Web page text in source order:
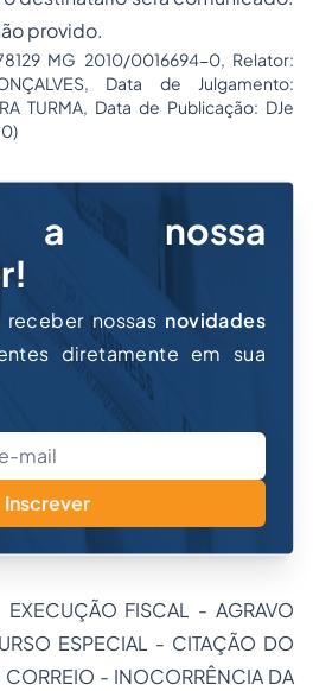
provido.
MG 2010/0016694-0, Relator:
Data de Julgamento:
TURMA, Data de Publicação: DJe
a nossa
nossas novidades
diretamente em sua
Inscrever
FISCAL - AGRAVO
ESPECIAL - CITAÇÃO DO
CORREIO - INOCORRÊNCIA DA